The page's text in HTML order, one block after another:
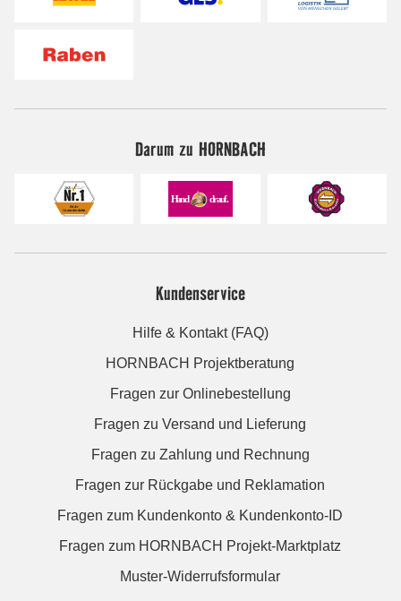
Darum zu HORNBACH
Kundenservice
Hilfe & Kontakt (FAQ)
HORNBACH Projektberatung
Fragen zur Onlinebestellung
Fragen zu Versand und Lieferung
Fragen zu Zahlung und Rechnung
Fragen zur Rückgabe und Reklamation
Fragen zum Kundenkonto & Kundenkonto-ID
Fragen zum HORNBACH Projekt-Marktplatz
Muster-Widerrufsformular